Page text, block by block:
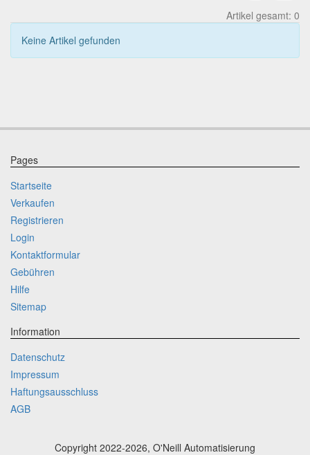
Artikel gesamt: 0
Keine Artikel gefunden
Pages
Startseite
Verkaufen
Registrieren
Login
Kontaktformular
Gebühren
Hilfe
Sitemap
Information
Datenschutz
Impressum
Haftungsausschluss
AGB
Copyright 2022-2026, O'Neill Automatisierung